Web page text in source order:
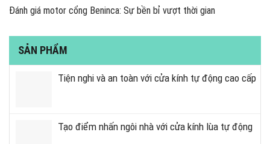
Đánh giá motor cổng Beninca: Sự bền bỉ vượt thời gian
SẢN PHẨM
Tiện nghi và an toàn với cửa kính tự động cao cấp
Tạo điểm nhấn ngôi nhà với cửa kính lùa tự động